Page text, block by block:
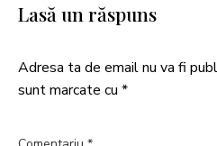
Lasă un răspuns
Adresa ta de email nu va fi
sunt marcate cu *